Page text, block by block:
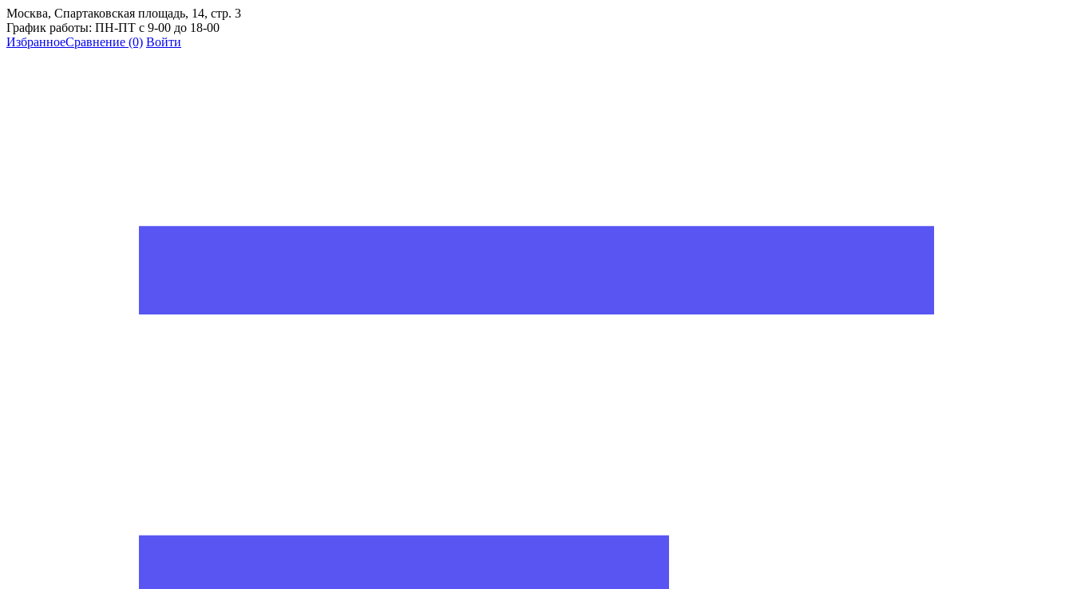
Москва, Спартаковская площадь, 14, стр. 3
График работы: ПН-ПТ с 9-00 до 18-00
ИзбранноеСравнение (0) Войти